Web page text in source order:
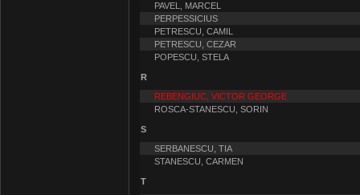
PAVEL, MARCEL
PERPESSICIUS
PETRESCU, CAMIL
PETRESCU, CEZAR
POPESCU, STELA
R
REBENGIUC, VICTOR GEORGE
ROSCA-STANESCU, SORIN
S
SERBANESCU, TIA
STANESCU, CARMEN
T